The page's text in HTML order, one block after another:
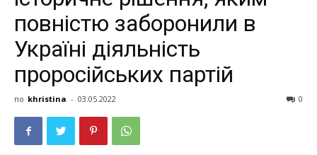
повністю заборонили в
Україні діяльність
проросійських партій
по khristina - 03.05.2022 0